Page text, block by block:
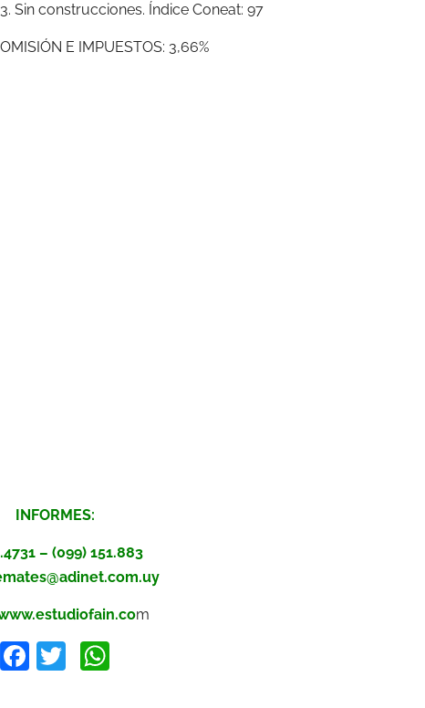
Sin construcciones. Índice Coneat: 97
E IMPUESTOS: 3,66%
INFORMES:
– (099) 151.883
m
Facebook
Twitter